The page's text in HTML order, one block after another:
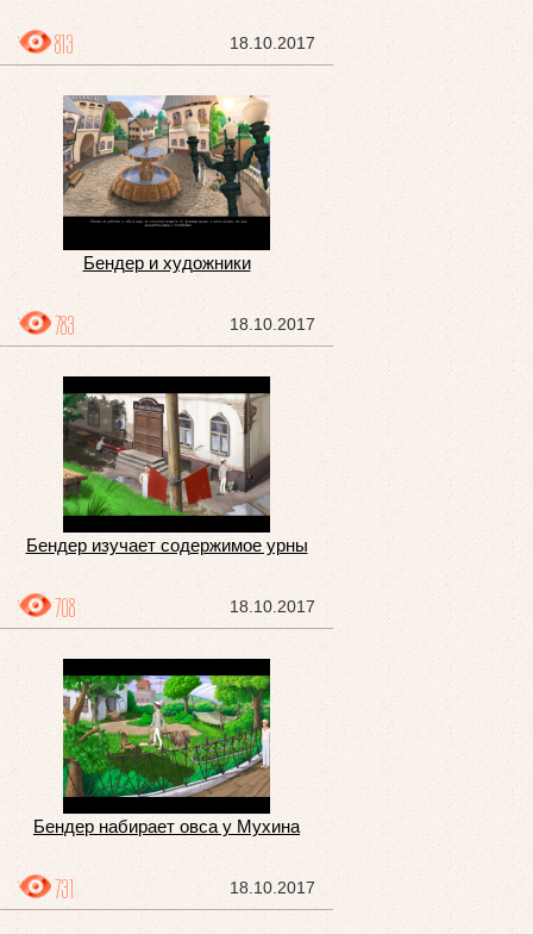
18.10.2017
813
Бендер и художники
18.10.2017
783
Бендер изучает содержимое урны
18.10.2017
708
Бендер набирает овса у Мухина
18.10.2017
731